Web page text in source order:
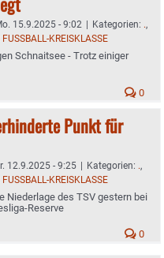
15.9.2025 - 9:02 | Kategorien: .,
FUSSBALL-KREISKLASSE
Schnaitsee - Trotz einiger
0
Punkt für
12.9.2025 - 9:25 | Kategorien: .,
FUSSBALL-KREISKLASSE
Niederlage des TSV gestern bei
Reserve
0